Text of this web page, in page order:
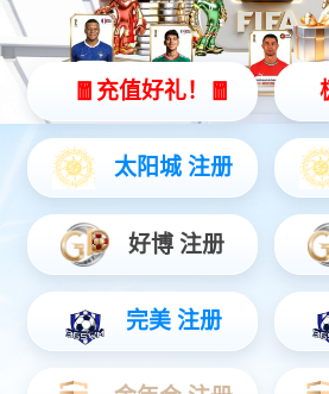
上一篇：铸铜雕塑
下一篇：锻铜铸铜雕塑